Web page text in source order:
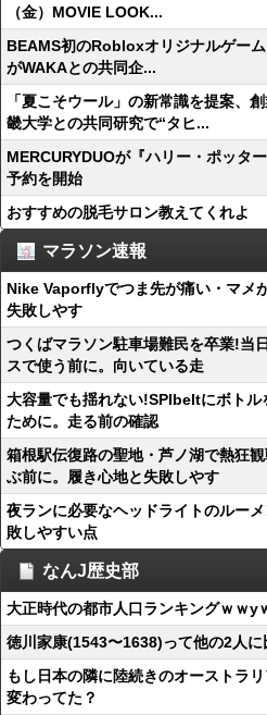
（金）MOVIE LOOK...
BEAMS初のRobloxオリジナルゲーム
がWAKAとの共同企...
「夏こそウール」の新常識を提案、
畿大学との共同研究で“タヒ...
MERCURYDUOが『ハリー・ポッタ
予約を開始
おすすめの脱毛サロン教えてくれよ
マラソン速報
Nike Vaporflyでつま先が痛い・マメ
失敗しやす
つくばマラソン駐車場難民を卒業!当
スで使う前に。向いている走
大容量でも揺れない!SPIbeltにボト
ために。走る前の確認
箱根駅伝復路の聖地・芦ノ湖で熱狂
ぶ前に。履き心地と失敗しやす
夜ランに必要なヘッドライトのルー
敗しやすい点
なんJ歴史部
大正時代の都市人口ランキングｗｗy
徳川家康(1543〜1638)って他の2人
もし日本の隣に陸続きのオーストラ
変わってた？